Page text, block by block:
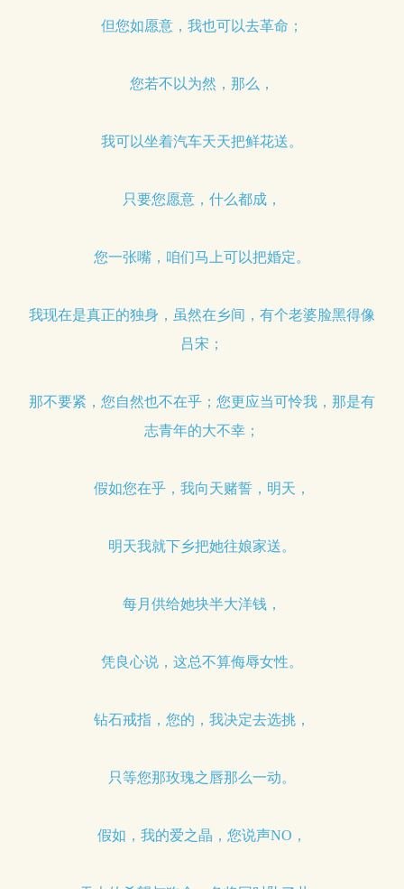
但您如愿意，我也可以去革命；
您若不以为然，那么，
我可以坐着汽车天天把鲜花送。
只要您愿意，什么都成，
您一张嘴，咱们马上可以把婚定。
我现在是真正的独身，虽然在乡间，有个老婆脸黑得像
吕宋；
那不要紧，您自然也不在乎；您更应当可怜我，那是有
志青年的大不幸；
假如您在乎，我向天赌誓，明天，
明天我就下乡把她往娘家送。
每月供给她块半大洋钱，
凭良心说，这总不算侮辱女性。
钻石戒指，您的，我决定去选挑，
只等您那玫瑰之唇那么一动。
假如，我的爱之晶，您说声NO，